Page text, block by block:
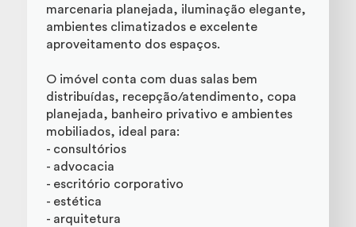
marcenaria planejada, iluminação elegante,
ambientes climatizados e excelente
aproveitamento dos espaços.
O imóvel conta com duas salas bem
distribuídas, recepção/atendimento, copa
planejada, banheiro privativo e ambientes
mobiliados, ideal para:
- consultórios
- advocacia
- escritório corporativo
- estética
- arquitetura